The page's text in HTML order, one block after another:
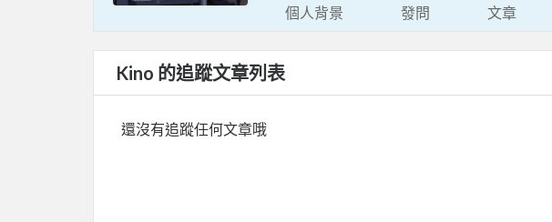
個人背景 發問 文章
Kino 的追蹤文章列表
還沒有追蹤任何文章哦